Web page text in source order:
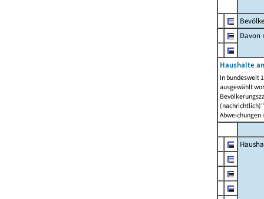
Davon
Haushalte
In bundesweit
ausgewählt
Abweichungen